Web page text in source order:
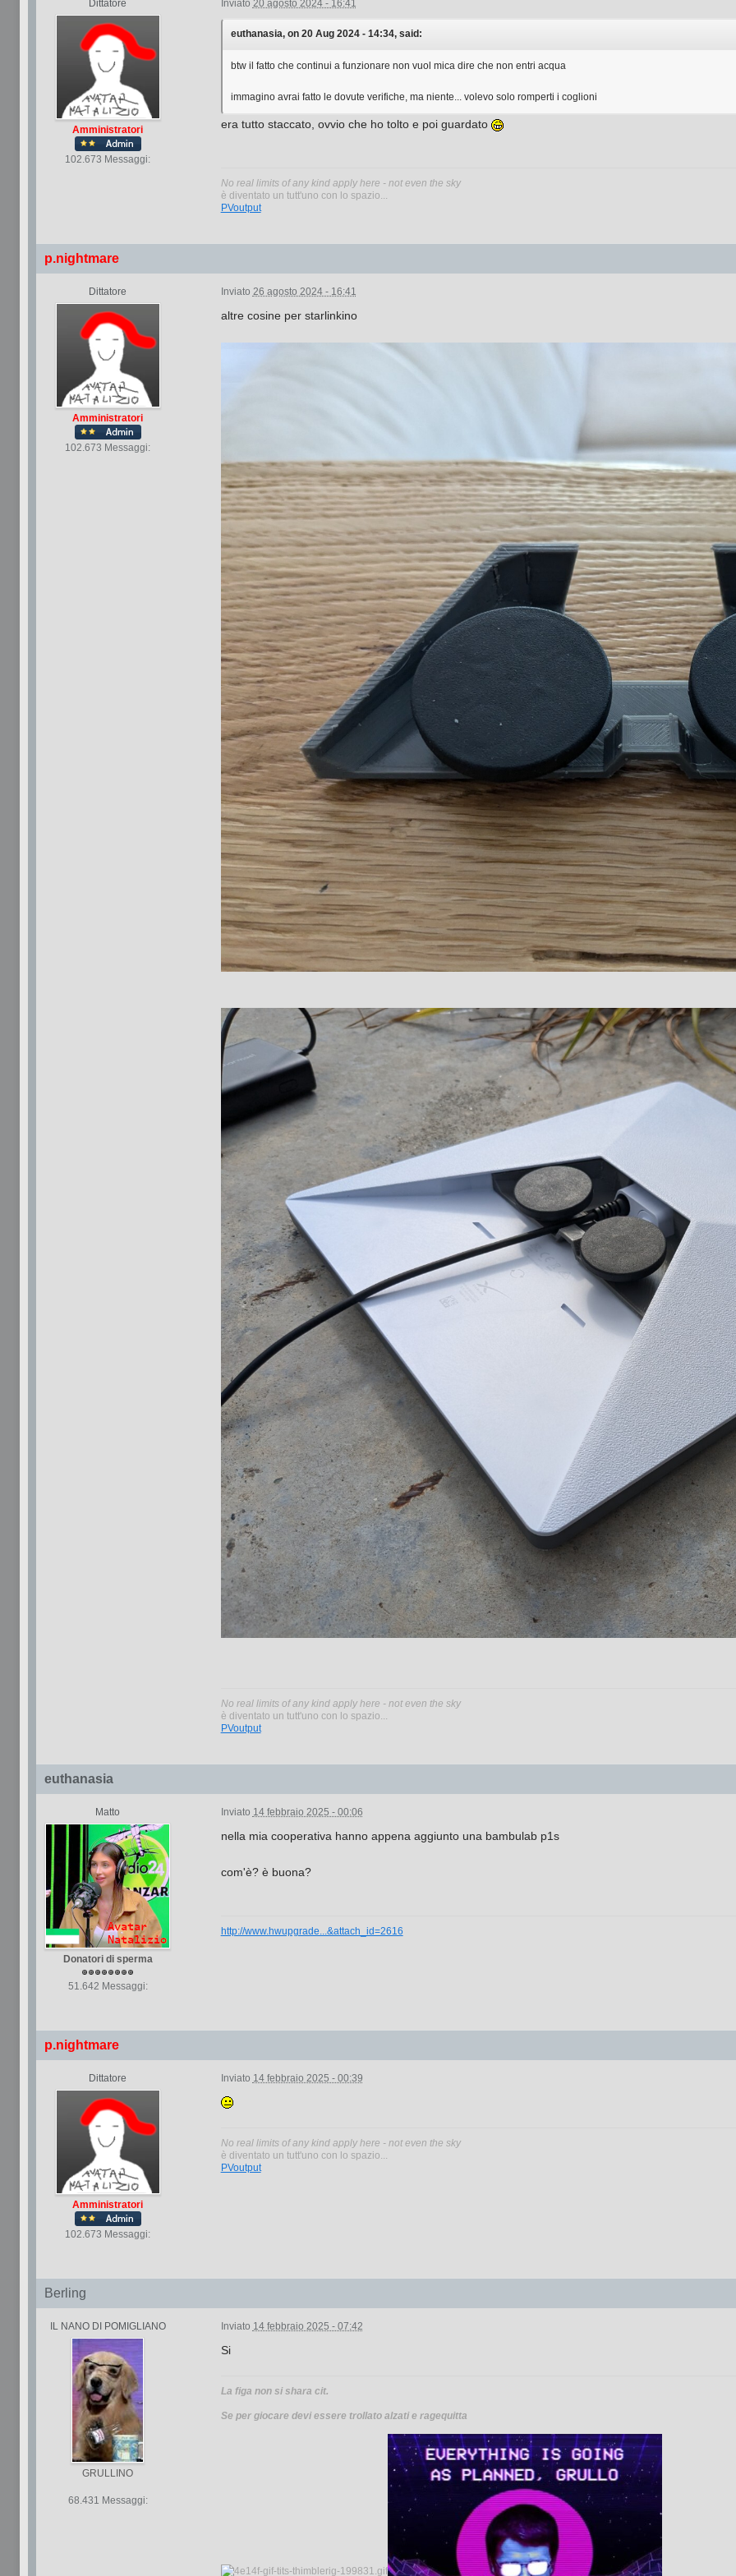
Dittatore
Amministratori
102.673 Messaggi:
Inviato 20 agosto 2024 - 16:41
euthanasia, on 20 Aug 2024 - 14:34, said:
btw il fatto che continui a funzionare non vuol mica dire che non entri acqua
immagino avrai fatto le dovute verifiche, ma niente... volevo solo romperti i coglioni
era tutto staccato, ovvio che ho tolto e poi guardato
No real limits of any kind apply here - not even the sky
è diventato un tutt'uno con lo spazio...
PVoutput
p.nightmare
Dittatore
Amministratori
102.673 Messaggi:
Inviato 26 agosto 2024 - 16:41
altre cosine per starlinkino
No real limits of any kind apply here - not even the sky
è diventato un tutt'uno con lo spazio...
PVoutput
euthanasia
Matto
Donatori di sperma
51.642 Messaggi:
Inviato 14 febbraio 2025 - 00:06
nella mia cooperativa hanno appena aggiunto una bambulab p1s
com'è? è buona?
http://www.hwupgrade...&attach_id=2616
p.nightmare
Dittatore
Amministratori
102.673 Messaggi:
Inviato 14 febbraio 2025 - 00:39
No real limits of any kind apply here - not even the sky
è diventato un tutt'uno con lo spazio...
PVoutput
Berling
IL NANO DI POMIGLIANO
GRULLINO
68.431 Messaggi:
Inviato 14 febbraio 2025 - 07:42
Si
La figa non si shara cit.
Se per giocare devi essere trollato alzati e ragequitta